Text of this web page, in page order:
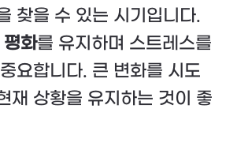
찾을 수 있는 시기입니다.
평화를 유지하며 스트레스를
요합니다. 큰 변화를 시도
재 상황을 유지하는 것이 좋